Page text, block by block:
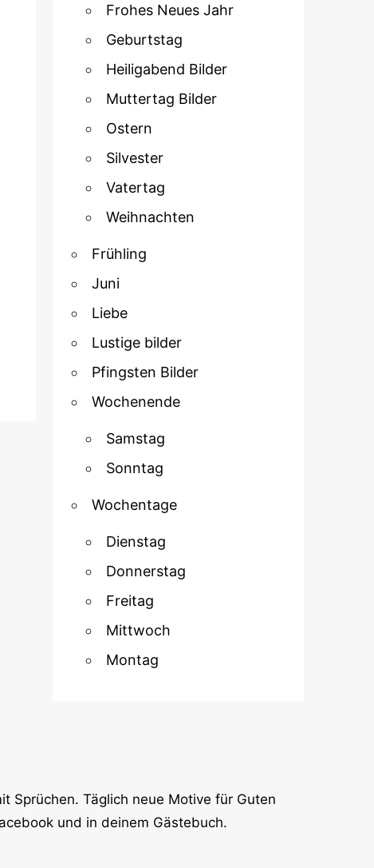
Frohes Neues Jahr
Geburtstag
Heiligabend Bilder
Muttertag Bilder
Ostern
Silvester
Vatertag
Weihnachten
Frühling
Juni
Liebe
Lustige bilder
Pfingsten Bilder
Wochenende
Samstag
Sonntag
Wochentage
Dienstag
Donnerstag
Freitag
Mittwoch
Montag
Sprüchen. Täglich neue Motive für Guten
und in deinem Gästebuch.